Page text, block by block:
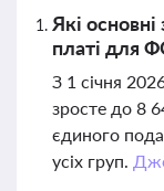
Які основні
платі для
З 1 січня
зросте до 8
єдиного
усіх груп.